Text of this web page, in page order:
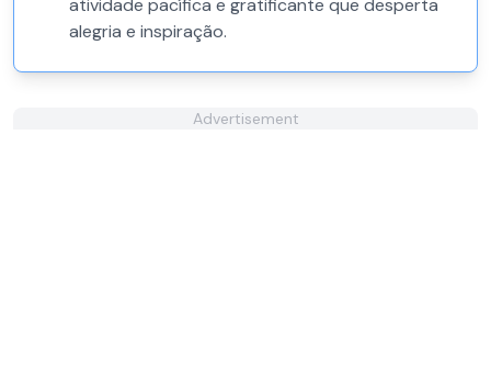
atividade pacífica e gratificante que desperta
alegria e inspiração.
Advertisement